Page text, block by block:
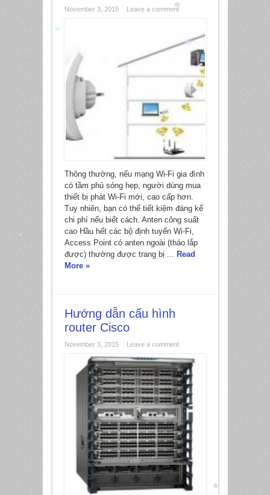
November 3, 2015 Leave a comment
Thông thường, nếu mạng Wi-Fi gia đình
có tầm phủ sóng hẹp, người dùng mua
thiết bị phát Wi-Fi mới, cao cấp hơn.
Tuy nhiên, bạn có thể tiết kiệm đáng kể
chi phí nếu biết cách. Anten công suất
cao Hầu hết các bộ định tuyến Wi-Fi,
Access Point có anten ngoài (tháo lắp
được) thường được trang bị ... Read
More »
Hướng dẫn cấu hình
router Cisco
November 3, 2015 Leave a comment
*
*
*